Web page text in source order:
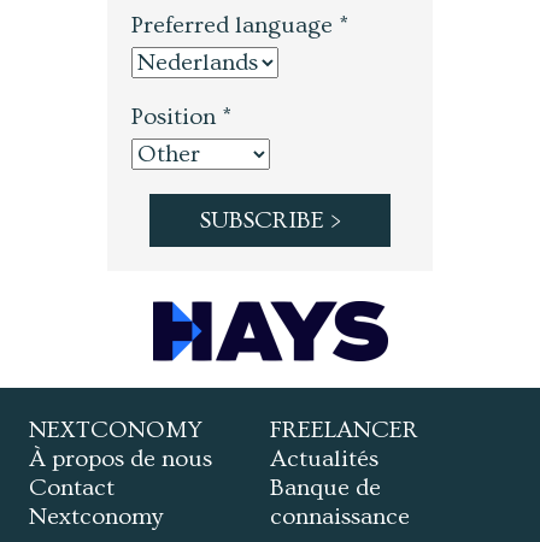
Preferred language *
Position *
NEXTCONOMY
À propos de nous
Contact
Nextconomy
FREELANCER
Actualités
Banque de
connaissance